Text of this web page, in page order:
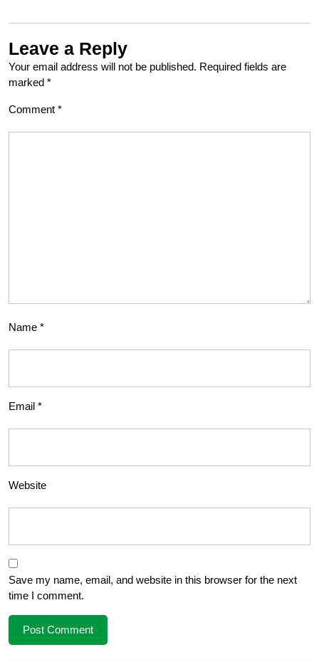
Leave a Reply
Your email address will not be published. Required fields are
marked *
Comment *
Name *
Email *
Website
Save my name, email, and website in this browser for the next
time I comment.